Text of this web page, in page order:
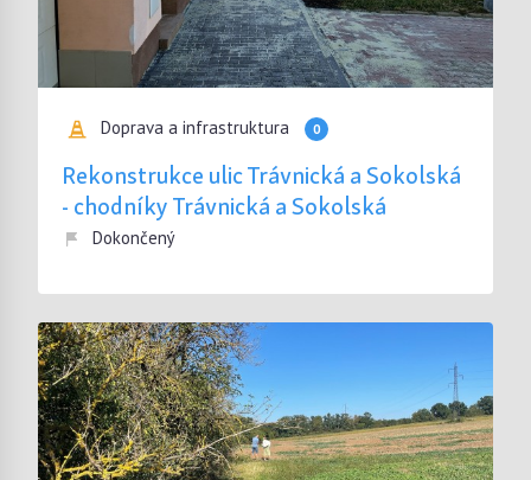
Doprava a infrastruktura 0
Rekonstrukce ulic Trávnická a Sokolská
- chodníky Trávnická a Sokolská
Dokončený